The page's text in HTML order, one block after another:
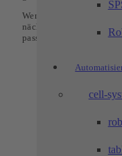
cell-
Wenn Sie nicht nur
nächsten Generation
passen Sie zu uns.